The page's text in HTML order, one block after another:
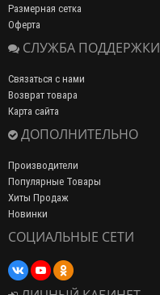
Размерная сетка
Оферта
СЛУЖБА ПОДДЕРЖКИ
Связаться с нами
Возврат товара
Карта сайта
ДОПОЛНИТЕЛЬНО
Производители
Популярные Товары
Хиты Продаж
Новинки
СОЦИАЛЬНЫЕ СЕТИ